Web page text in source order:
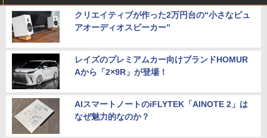
クリエイティブが作った2万円台の“小さなピュ
アオーディオスピーカー”
レイズのプレミアムカー向けブランドHOMUR
Aから「2×9R」が登場！
AIスマートノートのiFLYTEK「AINOTE 2」は
なぜ魅力的なのか？